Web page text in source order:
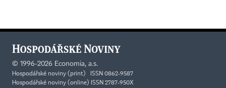
© 1996-2026 Economia, a.s.
Hospodářské noviny (print) ISSN 0862-9587
Hospodářské noviny (online) ISSN 2787-950X